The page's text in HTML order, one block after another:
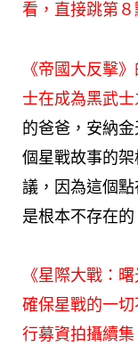
看，直接跳第８
《帝國大反擊
士在成為黑武
的爸爸，安納
個星戰故事的
議，因為這個點
是根本不存在的
《星際大戰：
確保星戰的一
行募資拍攝續集